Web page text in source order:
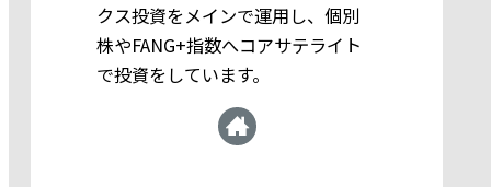
クス投資をメインで運用し、個別
株やFANG+指数へコアサテライト
で投資をしています。